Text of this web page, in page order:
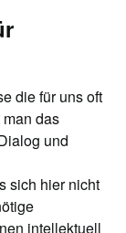
die für uns oft
das
und
sich hier nicht
intellektuell